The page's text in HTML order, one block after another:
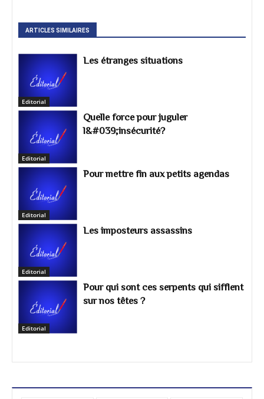
ARTICLES SIMILAIRES
Editorial
Les étranges situations
Editorial
Quelle force pour juguler
l&#039;insécurité?
Editorial
Pour mettre fin aux petits agendas
Editorial
Les imposteurs assassins
Editorial
Pour qui sont ces serpents qui sifflent
sur nos têtes ?